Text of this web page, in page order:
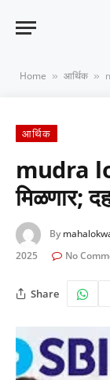
Home » आर्थिक »
आर्थिक
mudra
मिळणार;
By
2025
No
Share